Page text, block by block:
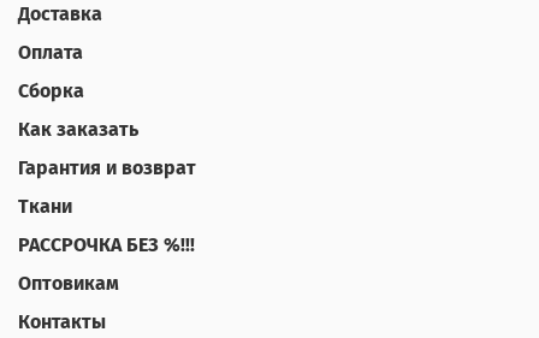
Доставка
Оплата
Сборка
Как заказать
Гарантия и возврат
Ткани
РАССРОЧКА БЕЗ %!!!
Оптовикам
Контакты